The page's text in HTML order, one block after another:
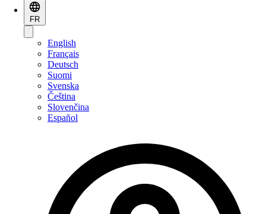
FR
English
Français
Deutsch
Suomi
Svenska
Čeština
Slovenčina
Español